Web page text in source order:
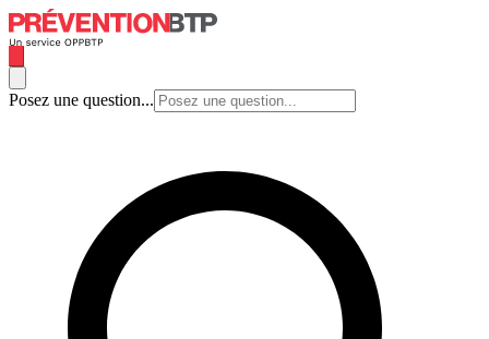
Posez une question...